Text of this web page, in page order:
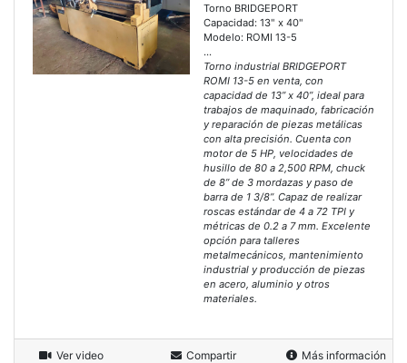
Torno BRIDGEPORT
Capacidad: 13" x 40"
Modelo: ROMI 13-5
...
Torno industrial BRIDGEPORT
ROMI 13-5 en venta, con
capacidad de 13” x 40”, ideal para
trabajos de maquinado, fabricación
y reparación de piezas metálicas
con alta precisión. Cuenta con
motor de 5 HP, velocidades de
husillo de 80 a 2,500 RPM, chuck
de 8” de 3 mordazas y paso de
barra de 1 3/8”. Capaz de realizar
roscas estándar de 4 a 72 TPI y
métricas de 0.2 a 7 mm. Excelente
opción para talleres
metalmecánicos, mantenimiento
industrial y producción de piezas
en acero, aluminio y otros
materiales.
Ver video Compartir Más información